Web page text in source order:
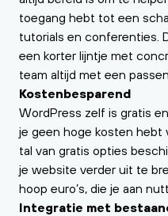
toegang hebt tot een
tutorials en conferenties.
een korter lijntje met
team altijd met een
Kostenbesparend
WordPress zelf is gratis
je geen hoge kosten hebt
tal van gratis opties
je website verder uit te
hoop euro’s, die je aan
Integratie met